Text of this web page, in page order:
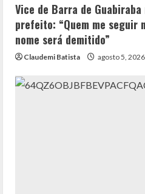
Vice de Barra de
prefeito: “Quem me seguir
nome será demitido”
Claudemi Batista agosto 5, 2026